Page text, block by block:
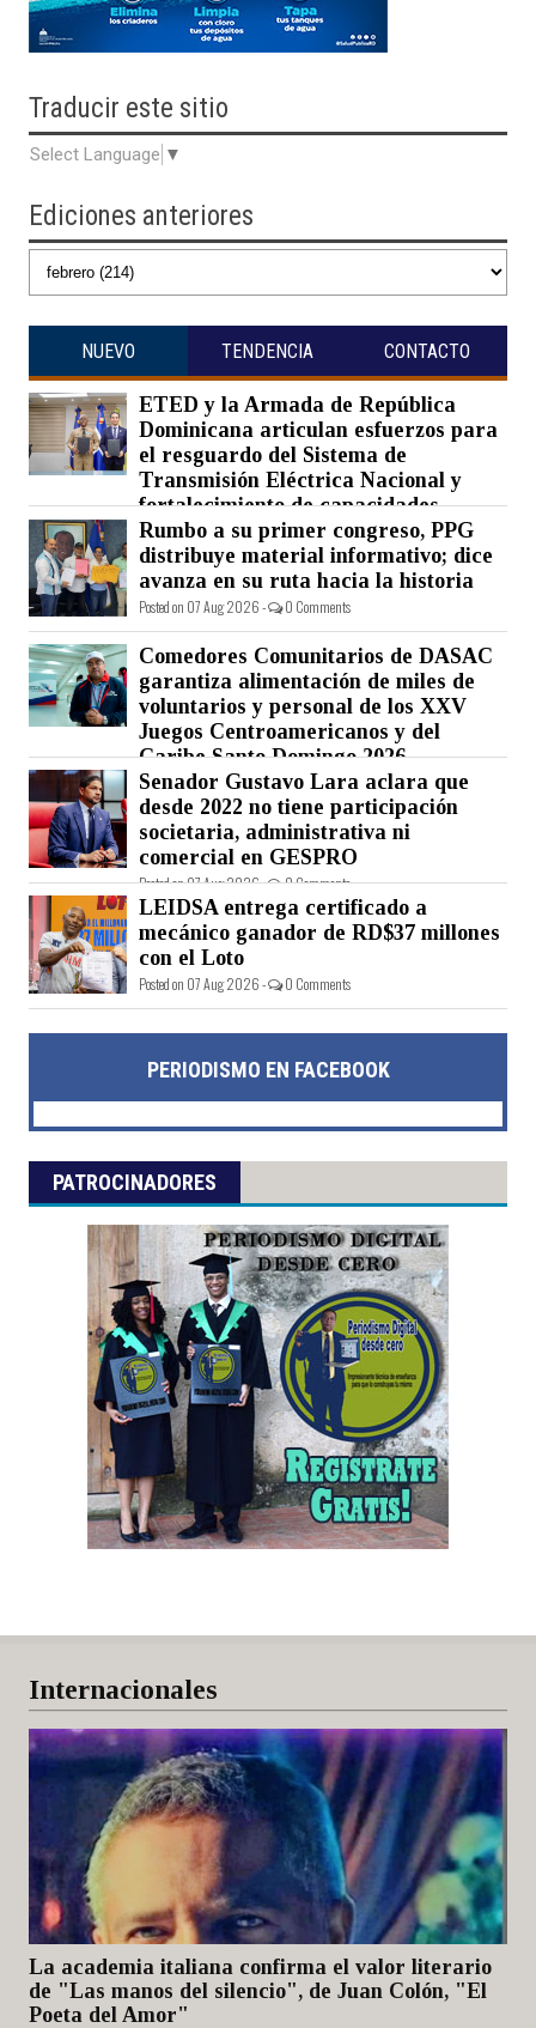
Traducir este sitio
Select Language ▼
Ediciones anteriores
NUEVO TENDENCIA CONTACTO
ETED y la Armada de República
Dominicana articulan esfuerzos para
el resguardo del Sistema de
Transmisión Eléctrica Nacional y
fortalecimiento de capacidades.
Posted on 07 Aug 2026 - 0 Comments
Rumbo a su primer congreso, PPG
distribuye material informativo; dice
avanza en su ruta hacia la historia
Posted on 07 Aug 2026 - 0 Comments
Comedores Comunitarios de DASAC
garantiza alimentación de miles de
voluntarios y personal de los XXV
Juegos Centroamericanos y del
Caribe Santo Domingo 2026
Posted on 07 Aug 2026 - 0 Comments
Senador Gustavo Lara aclara que
desde 2022 no tiene participación
societaria, administrativa ni
comercial en GESPRO
Posted on 07 Aug 2026 - 0 Comments
LEIDSA entrega certificado a
mecánico ganador de RD$37 millones
con el Loto
Posted on 07 Aug 2026 - 0 Comments
PERIODISMO EN FACEBOOK
PATROCINADORES
Internacionales
La academia italiana confirma el valor literario
de "Las manos del silencio", de Juan Colón, "El
Poeta del Amor"